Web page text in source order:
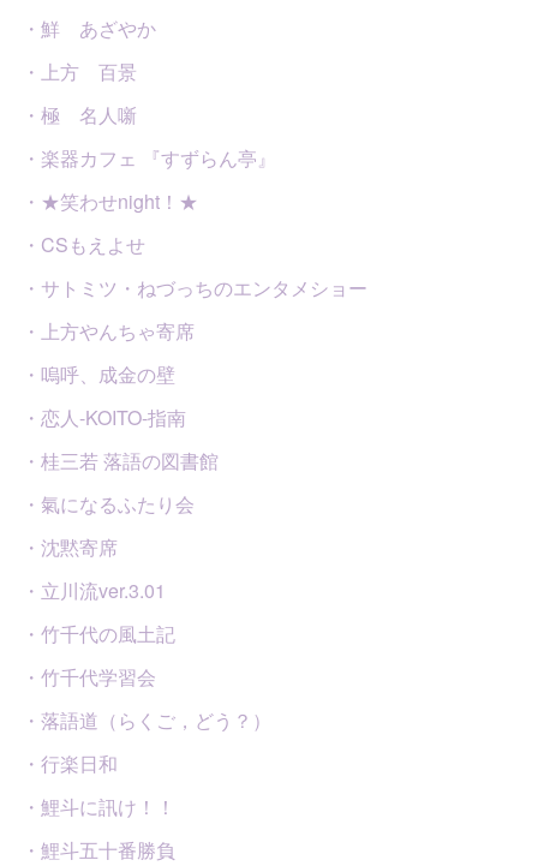
・鮮 あざやか
・上方 百景
・極 名人噺
・楽器カフェ 『すずらん亭』
・★笑わせnight！★
・CSもえよせ
・サトミツ・ねづっちのエンタメショー
・上方やんちゃ寄席
・嗚呼、成金の壁
・恋人-KOITO-指南
・桂三若 落語の図書館
・氣になるふたり会
・沈黙寄席
・立川流ver.3.01
・竹千代の風土記
・竹千代学習会
・落語道（らくご，どう？）
・行楽日和
・鯉斗に訊け！！
・鯉斗五十番勝負